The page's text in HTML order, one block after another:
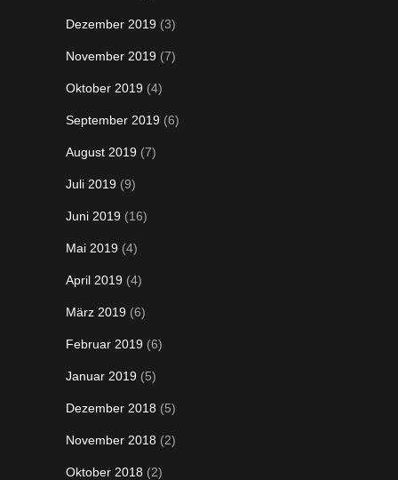
Dezember 2019 (3)
November 2019 (7)
Oktober 2019 (4)
September 2019 (6)
August 2019 (7)
Juli 2019 (9)
Juni 2019 (16)
Mai 2019 (4)
April 2019 (4)
März 2019 (6)
Februar 2019 (6)
Januar 2019 (5)
Dezember 2018 (5)
November 2018 (2)
Oktober 2018 (2)